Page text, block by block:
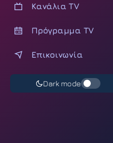
Κανάλια TV
Πρόγραμμα TV
Επικοινωνία
Dark mode